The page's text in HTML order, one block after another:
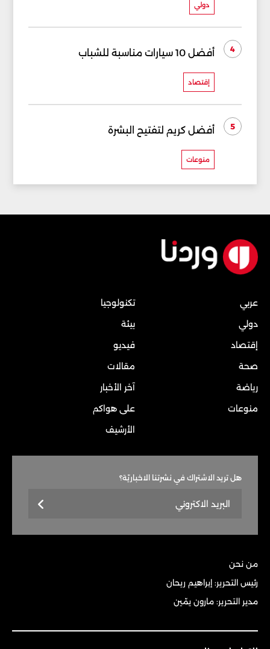
دولي
4 أفضل 10 سيارات مناسبة للشباب
إقتصاد
5 أفضل كريم لتفتيح البشرة
منوعات
عربي
دولي
إقتصاد
صحة
رياضة
منوعات
تكنولوجيا
بيئة
فيديو
مقالات
آخر الأخبار
على هواكم
الأرشيف
هل تريد الاشتراك في نشرتنا الاخباريّة؟
من نحن
رئيس التحرير: إبراهيم ريحان
مدير التحرير: مارون يمّين